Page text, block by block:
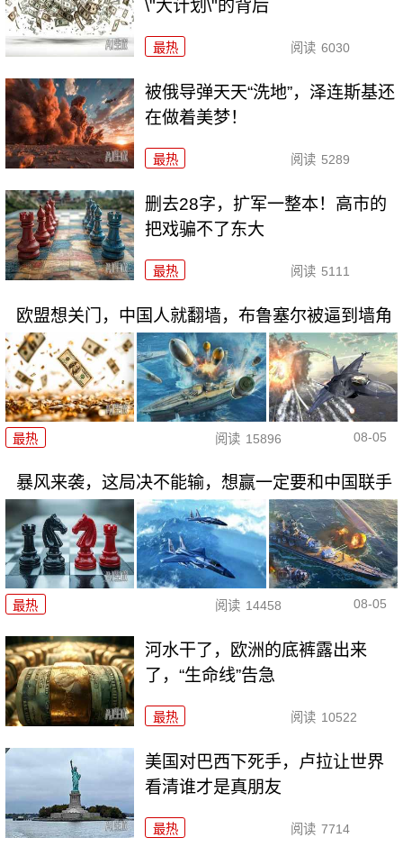
\"大计划\"的背后
最热 阅读 6030
被俄导弹天天“洗地”，泽连斯基还
在做着美梦！
最热 阅读 5289
删去28字，扩军一整本！高市的
把戏骗不了东大
最热 阅读 5111
欧盟想关门，中国人就翻墙，布鲁塞尔被逼到墙角
最热 阅读 15896 08-05
暴风来袭，这局决不能输，想赢一定要和中国联手
最热 阅读 14458 08-05
河水干了，欧洲的底裤露出来
了，“生命线”告急
最热 阅读 10522
美国对巴西下死手，卢拉让世界
看清谁才是真朋友
最热 阅读 7714